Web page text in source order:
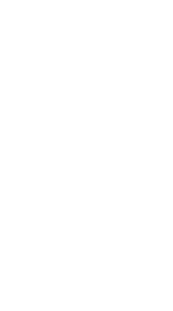
RVS 316 2" binnendraad